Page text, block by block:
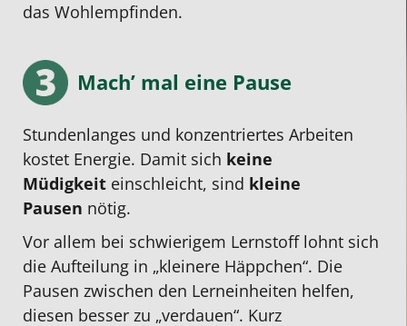
das Wohlempfinden.
Mach’ mal eine Pause
Stundenlanges und konzentriertes Arbeiten
kostet Energie. Damit sich keine
Müdigkeit einschleicht, sind kleine
Pausen nötig.
Vor allem bei schwierigem Lernstoff lohnt sich
die Aufteilung in „kleinere Häppchen“. Die
Pausen zwischen den Lerneinheiten helfen,
diesen besser zu „verdauen“. Kurz